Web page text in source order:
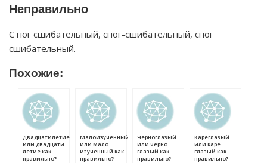
Неправильно
С ног сшибательный, сног-сшибательный, сног
сшибательный.
Похожие:
Двадцатилетие
или двадцати
летие как
правильно?
Малоизученный
или мало
изученный как
правильно?
Черноглазый
или черно
глазый как
правильно?
Кареглазый
или каре
глазый как
правильно?